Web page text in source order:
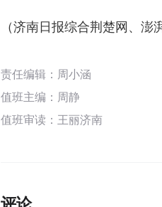
（济南日报综合荆楚网、澎
责任编辑：周小涵
值班主编： 周静
值班审读：王丽济南